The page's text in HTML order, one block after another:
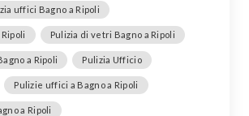
uffici Bagno a Ripoli
Pulizia di vetri Bagno a Ripoli
a Ripoli Pulizia Ufficio
Pulizie uffici a Bagno a Ripoli
a Ripoli